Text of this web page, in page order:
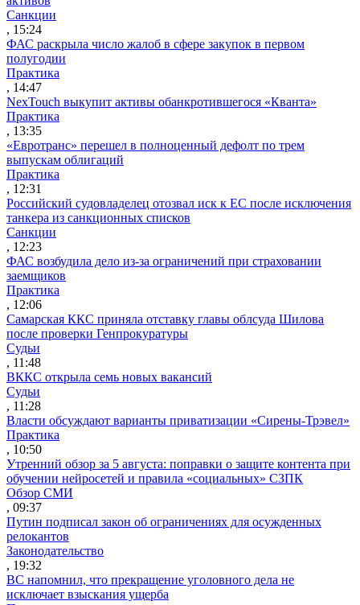
Санкции
, 15:24
ФАС раскрыла число жалоб в сфере закупок в первом
полугодии
Практика
, 14:47
NexTouch выкупит активы обанкротившегося «Кванта»
Практика
, 13:35
«Евротранс» перешел в полноценный дефолт по трем
выпускам облигаций
Практика
, 12:31
Российский судовладелец отозвал иск к ЕС после исключения
танкера из санкционных списков
Санкции
, 12:23
ФАС возбудила дело из-за ограничений при страховании
заемщиков
Практика
, 12:06
Самарская ККС приняла отставку главы облсуда Шилова
после проверки Генпрокуратуры
Судьи
, 11:48
ВККС открыла семь новых вакансий
Судьи
, 11:28
Власти обсуждают варианты приватизации «Сирены-Трэвел»
Практика
, 10:50
Утренний обзор за 5 августа: поправки о защите контента при
обучении нейросетей и правила «социальных» СЗПК
Обзор СМИ
, 09:37
Путин подписал закон об ограничениях для осужденных
релокантов
Законодательство
, 19:32
ВС напомнил, что прекращение уголовного дела не
исключает взыскания ущерба